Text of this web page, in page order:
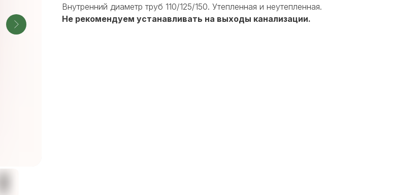
Внутренний диаметр труб 110/125/150. Утепленная и неутепленная.
Не рекомендуем устанавливать на выходы канализации.